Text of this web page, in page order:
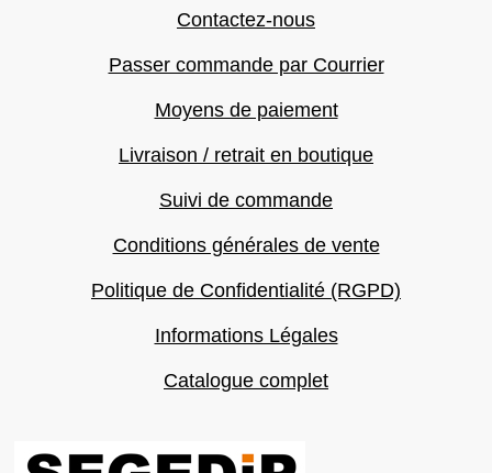
Contactez-nous
Passer commande par Courrier
Moyens de paiement
Livraison / retrait en boutique
Suivi de commande
Conditions générales de vente
Politique de Confidentialité (RGPD)
Informations Légales
Catalogue complet